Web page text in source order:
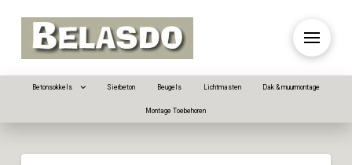
Betonsokkels Sierbeton Beugels Lichtmasten Dak & muurmontage
Montage Toebehoren